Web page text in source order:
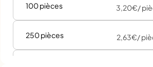
100 pièces 3,20€/
250 pièces 2,63€/